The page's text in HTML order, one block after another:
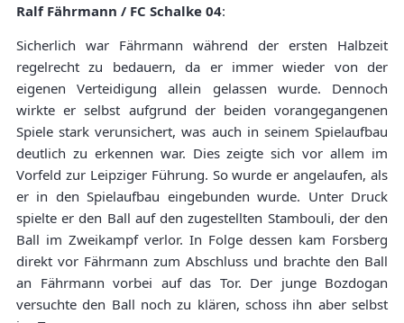
Ralf Fährmann / FC Schalke 04:
Sicherlich war Fährmann während der ersten Halbzeit
regelrecht zu bedauern, da er immer wieder von der
eigenen Verteidigung allein gelassen wurde. Dennoch
wirkte er selbst aufgrund der beiden vorangegangenen
Spiele stark verunsichert, was auch in seinem Spielaufbau
deutlich zu erkennen war. Dies zeigte sich vor allem im
Vorfeld zur Leipziger Führung. So wurde er angelaufen, als
er in den Spielaufbau eingebunden wurde. Unter Druck
spielte er den Ball auf den zugestellten Stambouli, der den
Ball im Zweikampf verlor. In Folge dessen kam Forsberg
direkt vor Fährmann zum Abschluss und brachte den Ball
an Fährmann vorbei auf das Tor. Der junge Bozdogan
versuchte den Ball noch zu klären, schoss ihn aber selbst